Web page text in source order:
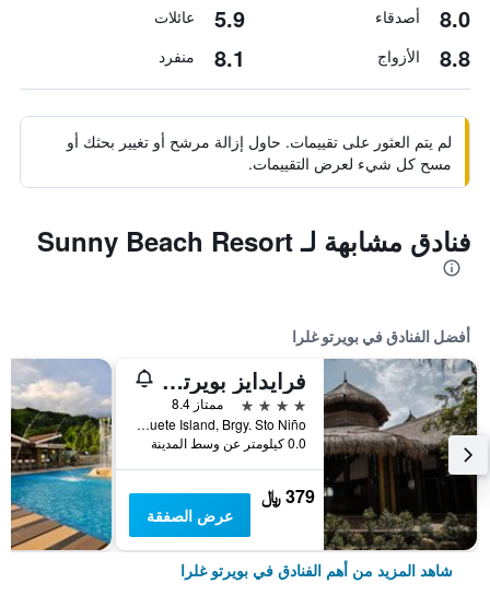
8.0 أصدقاء 5.9 عائلات
8.8 الأزواج 8.1 منفرد
لم يتم العثور على تقييمات. حاول إزالة مرشح أو تغيير بحثك أو
مسح كل شيء لعرض التقييمات.
فنادق مشابهة لـ Sunny Beach Resort
أفضل الفنادق في بويرتو غلرا
فرايدايز بويرتو جاليرا
4 نجوم
ممتاز 8.4
Boquete Island, Brgy. Sto Niño, بويرتو غلرا, الفلبين
0.0 كيلومتر عن وسط المدينة
379 ﷼
عرض الصفقة
شاهد المزيد من أهم الفنادق في بويرتو غلرا